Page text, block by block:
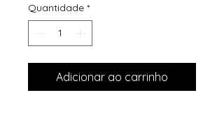
Quantidade *
Adicionar ao carrinho